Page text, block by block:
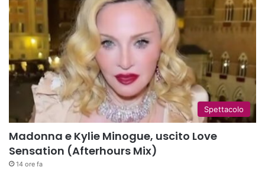
Spettacolo
Madonna e Kylie Minogue, uscito Love
Sensation (Afterhours Mix)
14 ore fa